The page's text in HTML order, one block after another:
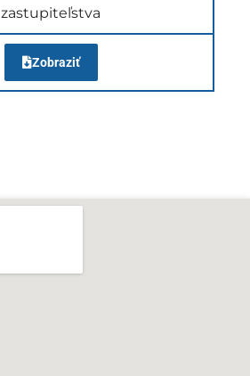
zastupiteľstva
Zobraziť